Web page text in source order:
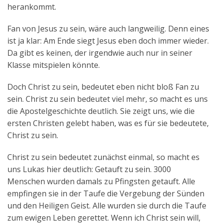
herankommt.
Fan von Jesus zu sein, wäre auch langweilig. Denn eines
ist ja klar: Am Ende siegt Jesus eben doch immer wieder.
Da gibt es keinen, der irgendwie auch nur in seiner
Klasse mitspielen könnte.
Doch Christ zu sein, bedeutet eben nicht bloß Fan zu
sein. Christ zu sein bedeutet viel mehr, so macht es uns
die Apostelgeschichte deutlich. Sie zeigt uns, wie die
ersten Christen gelebt haben, was es für sie bedeutete,
Christ zu sein.
Christ zu sein bedeutet zunächst einmal, so macht es
uns Lukas hier deutlich: Getauft zu sein. 3000
Menschen wurden damals zu Pfingsten getauft. Alle
empfingen sie in der Taufe die Vergebung der Sünden
und den Heiligen Geist. Alle wurden sie durch die Taufe
zum ewigen Leben gerettet. Wenn ich Christ sein will,